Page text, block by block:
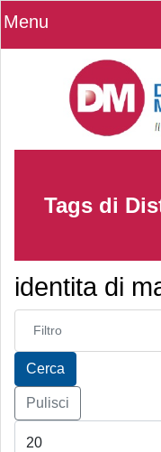
Menu
Tags di
identita di
Inserisci parte del
Cerca
Pulisci